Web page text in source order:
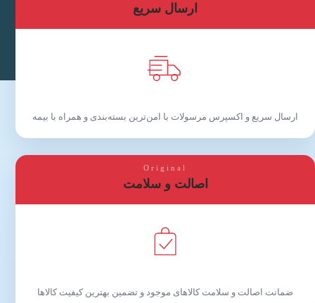
ارسال سریع
ارسال سریع و اکسپرس مرسولات با امن‌ترین بسته‌بندی و همراه با بیمه
Original
اصالت و سلامت
ضمانت اصالت و سلامت کالاهای موجود و تضمین بهترین کیفیت کالاها